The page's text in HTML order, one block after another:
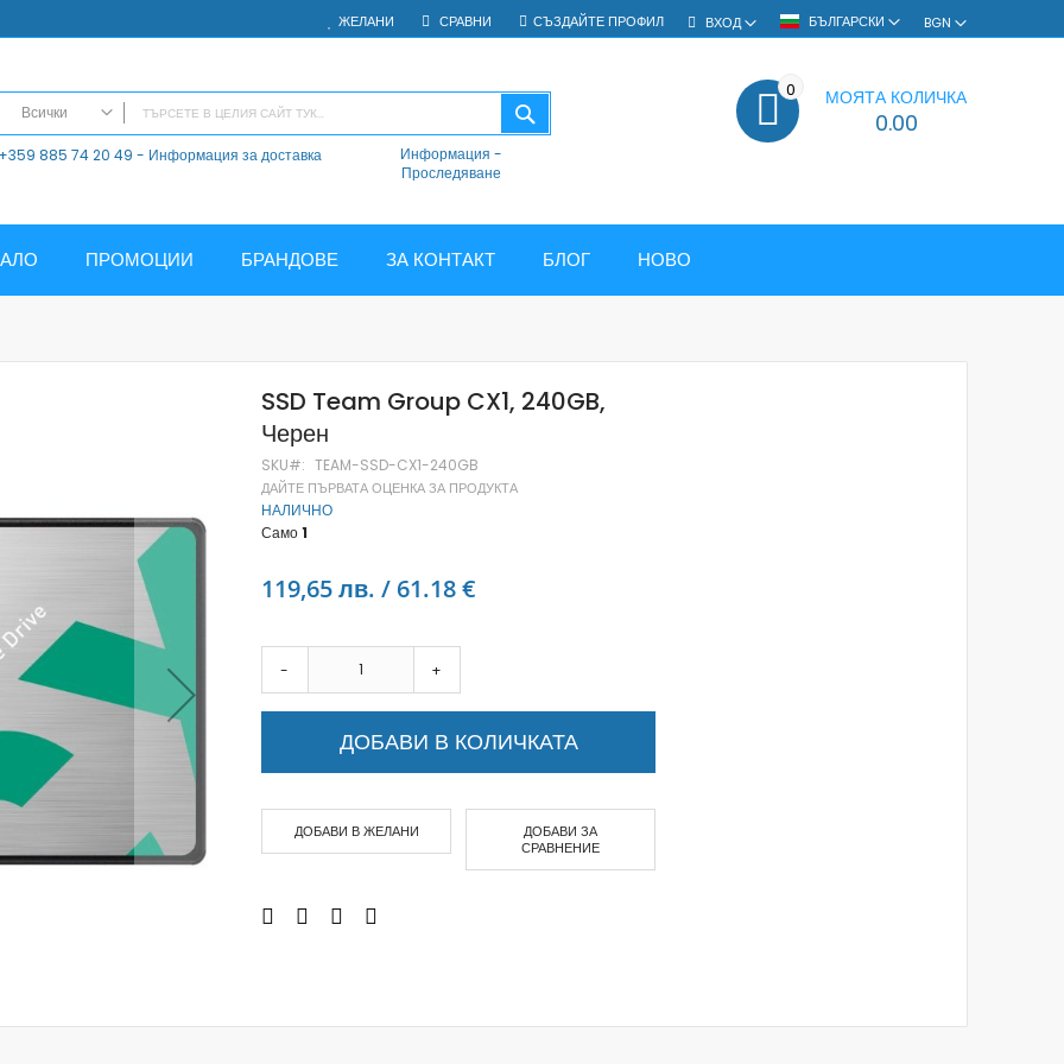
BGN
БЪЛГАРСКИ
ЖЕЛАНИ СРАВНИ ВХОД
СЪЗДАЙТЕ ПРОФИЛ
Всички
ВСИЧКИ
Мобилни Телефони
Таблети
Преносими тонколони
eBook аксесоари
Компютри и Компоненти
Преносоми Компютри
Аксесоари за лаптопи
Настолни Компютри
Работни станции
Мишки
Вътрешни дискове
Чанти и Раници
+359 885 74 20 49 - Информация за доставка Информация -
Проследяване
МОЯТА КОЛИЧКА
0.00
0
ПРОМОЦИИ БРАНДОВЕ ЗА КОНТАКТ БЛОГ НОВО
SSD Team Group CX1, 240GB,
Черен
SKU TEAM-SSD-CX1-240GB
ДАЙТЕ ПЪРВАТА ОЦЕНКА ЗА ПРОДУКТА
НАЛИЧНО
Само1
119,65 лв. / 61.18 €
- +
ДОБАВИ В КОЛИЧКАТА
ДОБАВИ В ЖЕЛАНИ
ДОБАВИ ЗА
СРАВНЕНИЕ